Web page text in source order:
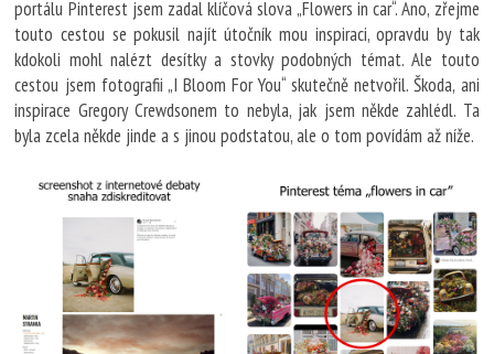
portálu Pinterest jsem zadal klíčová slova „Flowers in car“. Ano, zřejme
touto cestou se pokusil najít útočník mou inspiraci, opravdu by tak
kdokoli mohl nalézt desítky a stovky podobných témat. Ale touto
cestou jsem fotografii „I Bloom For You“ skutečně netvořil. Škoda, ani
inspirace Gregory Crewdsonem to nebyla, jak jsem někde zahlédl. Ta
byla zcela někde jinde a s jinou podstatou, ale o tom povídám až níže.